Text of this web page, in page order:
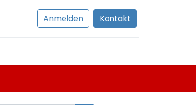
Anmelden Kontakt